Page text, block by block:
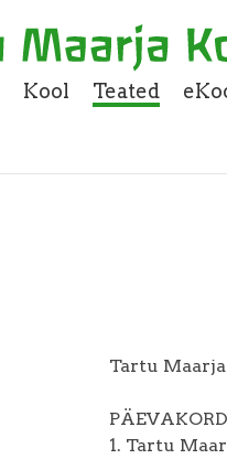
Kool Teated
Tartu
1. Tartu